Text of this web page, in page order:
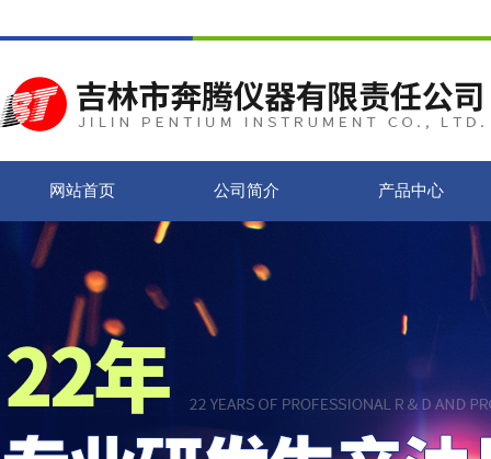
网站首页 公司简介 产品中心